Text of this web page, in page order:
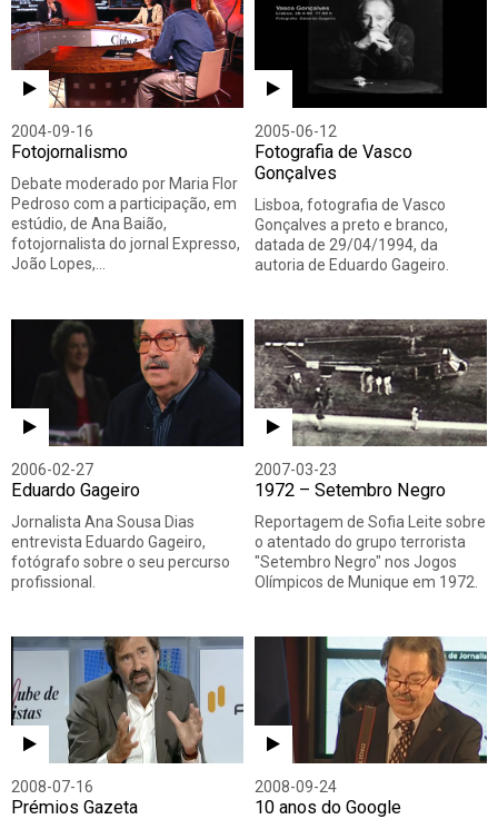
2004-09-16
Fotojornalismo
Debate moderado por Maria Flor
Pedroso com a participação, em
estúdio, de Ana Baião,
fotojornalista do jornal Expresso,
João Lopes,…
2005-06-12
Fotografia de Vasco
Gonçalves
Lisboa, fotografia de Vasco
Gonçalves a preto e branco,
datada de 29/04/1994, da
autoria de Eduardo Gageiro.
2006-02-27
Eduardo Gageiro
Jornalista Ana Sousa Dias
entrevista Eduardo Gageiro,
fotógrafo sobre o seu percurso
profissional.
2007-03-23
1972 – Setembro Negro
Reportagem de Sofia Leite sobre
o atentado do grupo terrorista
"Setembro Negro" nos Jogos
Olímpicos de Munique em 1972.
2008-07-16
Prémios Gazeta
2008-09-24
10 anos do Google